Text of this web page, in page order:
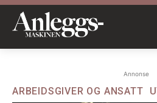
Annonse
ARBEIDSGIVER OG ANSATT